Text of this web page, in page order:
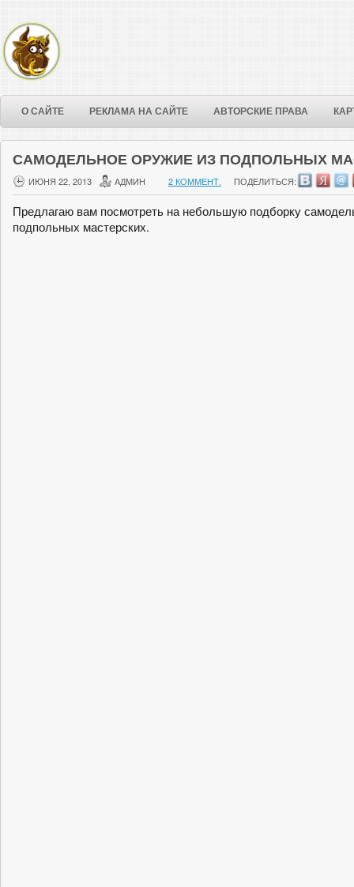
О САЙТЕ РЕКЛАМА НА САЙТЕ АВТОРСКИЕ ПРАВА
САМОДЕЛЬНОЕ ОРУЖИЕ ИЗ ПОДПОЛЬНЫХ
ИЮНЯ 22, 2013 АДМИН 2 КОММЕНТ. ПОДЕЛИТЬСЯ:
Предлагаю вам посмотреть на небольшую подборку
подпольных мастерских.